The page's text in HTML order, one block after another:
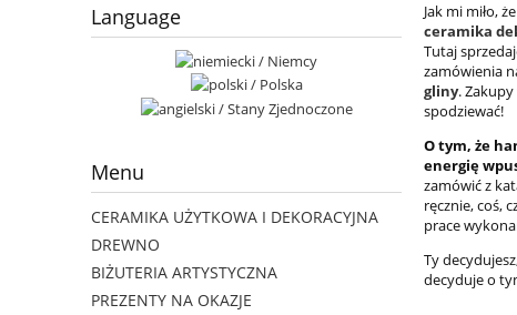
Language
Menu
CERAMIKA UŻYTKOWA I DEKORACYJNA
DREWNO
BIŻUTERIA ARTYSTYCZNA
PREZENTY NA OKAZJE
Jak mi miło,
ceramika
Tutaj
zamówienia
gliny.
spodziewać!
O tym, że
energię
zamówić z
ręcznie, coś,
prace
Ty
decyduje o